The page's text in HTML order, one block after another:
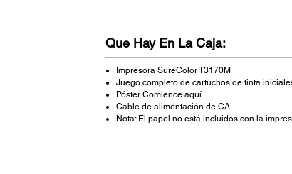
Que Hay En La Caja:
Impresora SureColor T3170M
Juego completo de cartuchos de tinta
Póster Comience aquí
Cable de alimentación de CA
Nota: El papel no está incluidos con la